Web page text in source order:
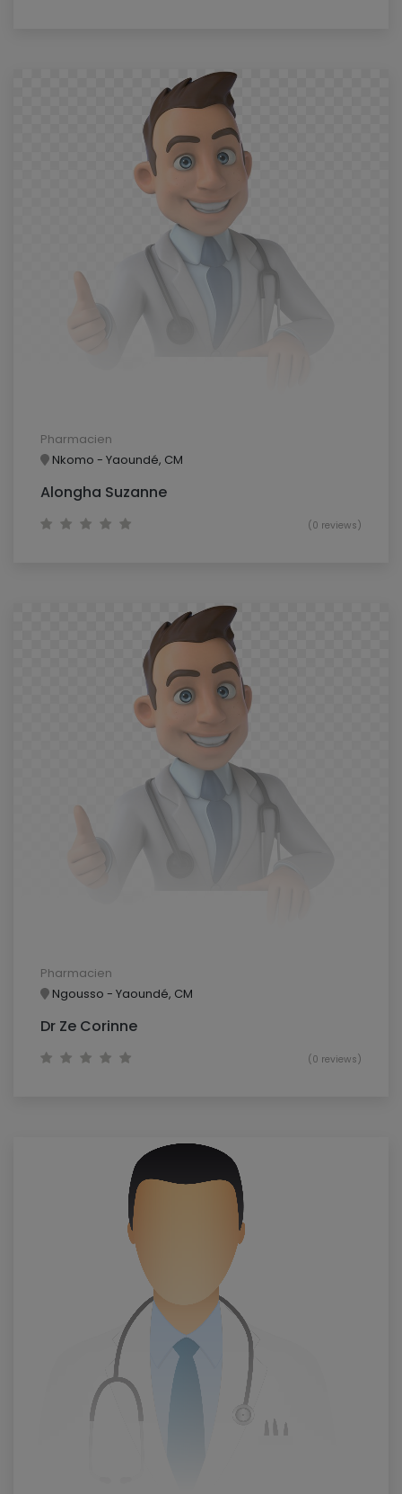
Pharmacien
Nkomo - Yaoundé, CM
Alongha Suzanne
(0 reviews)
Pharmacien
Ngousso - Yaoundé, CM
Dr Ze Corinne
(0 reviews)